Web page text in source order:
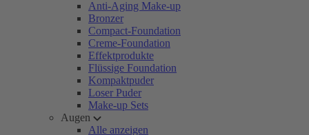
Anti-Aging Make-up
Bronzer
Compact-Foundation
Creme-Foundation
Effektprodukte
Flüssige Foundation
Kompaktpuder
Loser Puder
Make-up Sets
Augen
Alle anzeigen